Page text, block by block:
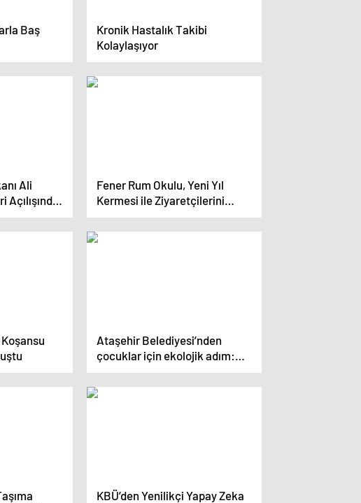
Baş
Kronik Hastalık Takibi
Kolaylaşıyor
Ali
Açılışında
Fener Rum Okulu, Yeni Yıl
Kermesi ile Ziyaretçilerini
Ağırlıyor
Ataşehir Belediyesi’nden
çocuklar için ekolojik adım:
Çocuk etkinlik merkezi için
imzalar atıldı
KBÜ’den Yenilikçi Yapay Zeka